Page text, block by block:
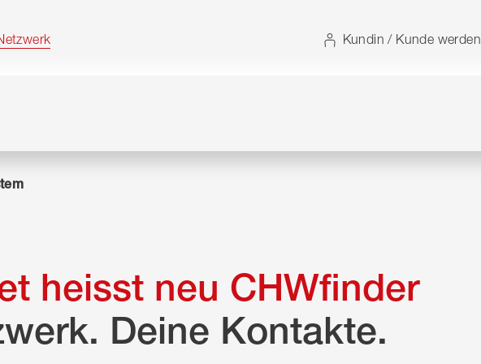
Kundin / Kunde werden
heisst neu CHWfinder
Deine Kontakte.